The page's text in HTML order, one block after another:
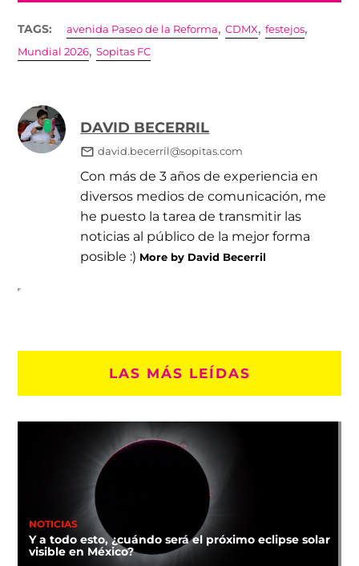
TAGS: avenida Paseo de la Reforma,CDMX,festejos,
Mundial 2026,Sopitas FC
DAVID BECERRIL
david.becerril@sopitas.com
Con más de 3 años de experiencia en
diversos medios de comunicación, me
he puesto la tarea de transmitir las
noticias al público de la mejor forma
posible :) More by David Becerril
LAS MÁS LEÍDAS
NOTICIAS
Y a todo esto, ¿cuándo será el próximo eclipse solar
visible en México?